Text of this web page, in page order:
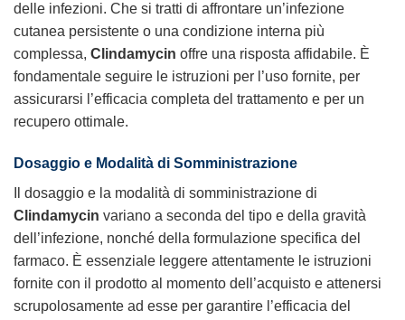
delle infezioni. Che si tratti di affrontare un’infezione
cutanea persistente o una condizione interna più
complessa, Clindamycin offre una risposta affidabile. È
fondamentale seguire le istruzioni per l’uso fornite, per
assicurarsi l’efficacia completa del trattamento e per un
recupero ottimale.
Dosaggio e Modalità di Somministrazione
Il dosaggio e la modalità di somministrazione di
Clindamycin variano a seconda del tipo e della gravità
dell’infezione, nonché della formulazione specifica del
farmaco. È essenziale leggere attentamente le istruzioni
fornite con il prodotto al momento dell’acquisto e attenersi
scrupolosamente ad esse per garantire l’efficacia del